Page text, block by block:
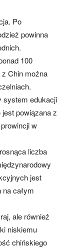
Po
powinna
100
Chin można
system edukacji
powiązana z
w
liczba
jest
całym
ale również
niskiemu
chińskiego